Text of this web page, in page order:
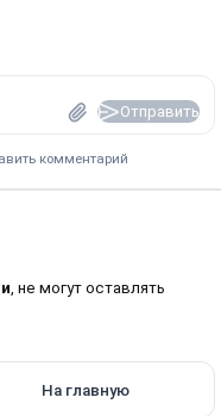
Отправить
комментарий
, не могут оставлять
На главную